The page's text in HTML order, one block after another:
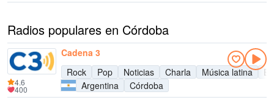
Radios populares en Córdoba
Cadena 3
Rock
Pop Noticias Charla Música latina
Argentina
Córdoba
4.6
400